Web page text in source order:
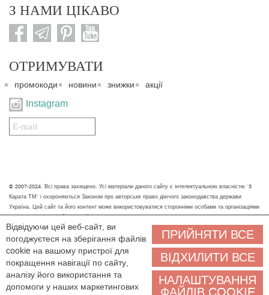
З НАМИ ЦІКАВО
ОТРИМУВАТИ
промокоди новини знижки акції
Instagram
Подписаться
на
© 2007-2024. Всі права захищено. Усі матеріали даного сайту є інтелектуальною власністю "3
Карата ТМ" і охороняються Законом про авторське право діючого законодавства держави
Україна. Цей сайт та його контент може використовуватися сторонніми особами та організаціями
тільки для некомерційних цілей. Будь-яке завантаження, копіювання, друк та інше використання
матеріалів даного сайту для некомерційних цілей повинно супроводжуватись працюючим
посиланням або іншим зазначенням на джерело.
Ми обробляємо персональні дані (cookies, IP-адреса, місце розташування), щоб вам
було зручніше користуватися сайтом. Залишаючись на сайті, ви погоджуєтеся на
обробку персональних даних. Якщо ви не згодні, будь ласка, покиньте сайт і зв'яжіться з нами
Відвідуючи цей веб-сайт, ви
погоджуєтеся на зберігання файлів
cookie на вашому пристрої для
покращення навігації по сайту,
аналізу його використання та
допомоги у наших маркетингових
ПРИЙНЯТИ ВСЕ
ВІДХИЛИТИ ВСЕ
НАЛАШТУВАННЯ